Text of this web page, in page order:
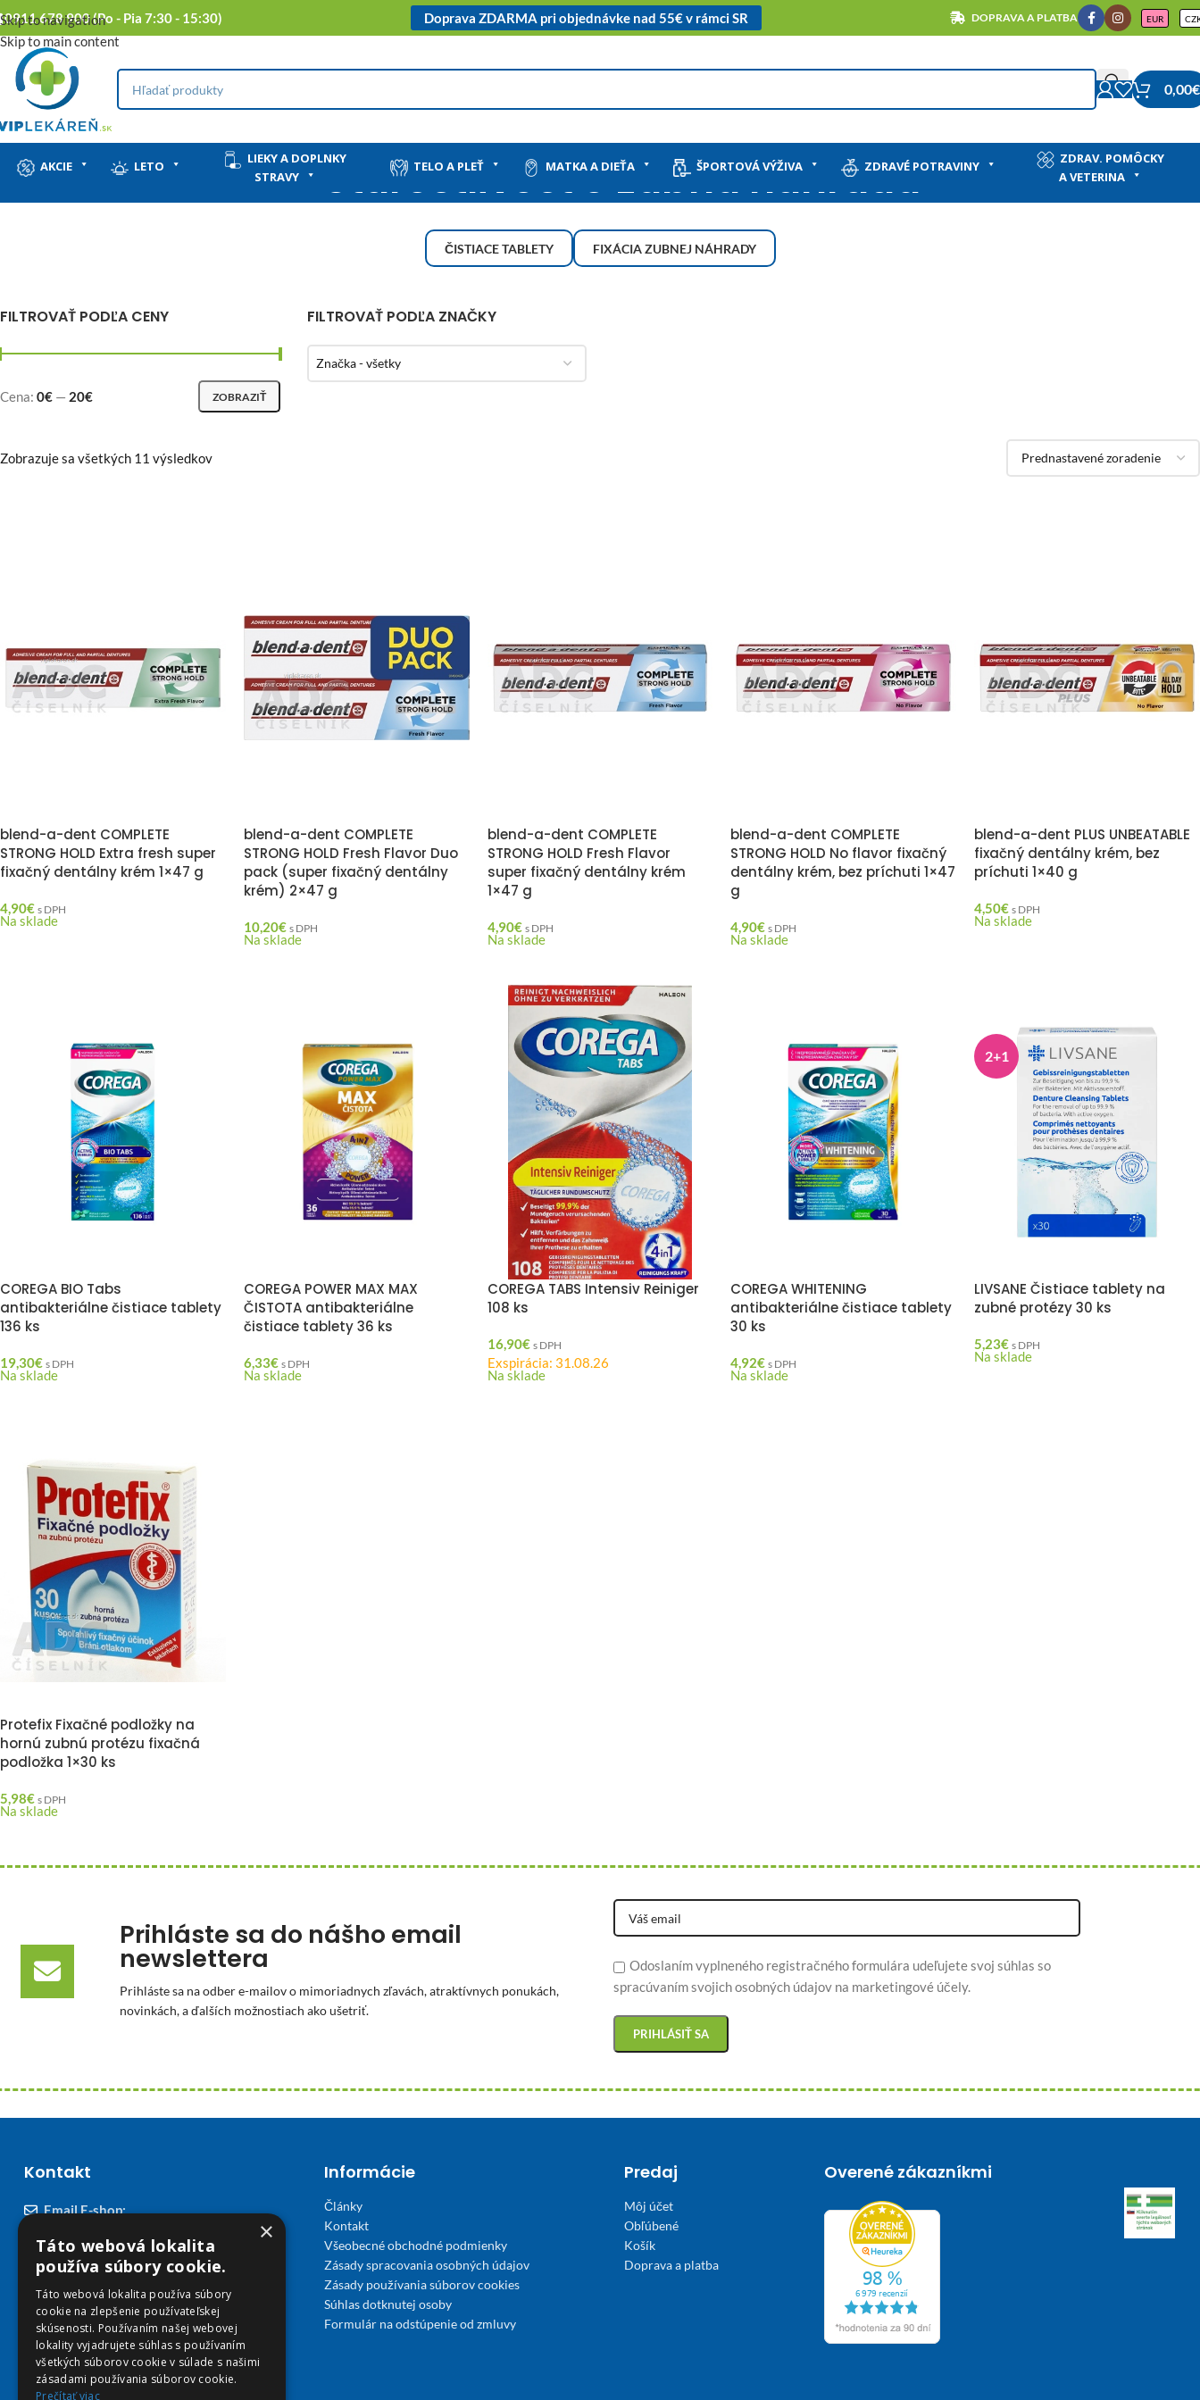
Skip to navigation
Skip to main content
0911 678 900 (Po - Pia 7:30 - 15:30) Doprava ZDARMA pri objednávke nad 55€ v rámci SR DOPRAVA A PLATBA EUR
0,00€
AKCIE LETO
LIEKY A DOPLNKY
STRAVY
TELO A PLEŤ MATKA A DIEŤA ŠPORTOVÁ VÝŽIVA ZDRAVÉ POTRAVINY
ZDRAV. POMÔCKY
A VETERINA
Starostlivosť o zubnú náhradu
ČISTIACE TABLETY FIXÁCIA ZUBNEJ NÁHRADY
FILTROVAŤ PODĽA CENY
ZOBRAZIŤ
Cena: 0€ — 20€
FILTROVAŤ PODĽA ZNAČKY
Značka - všetky
Zobrazuje sa všetkých 11 výsledkov
blend-a-dent COMPLETE
STRONG HOLD Extra fresh super
fixačný dentálny krém 1×47 g
4,90€ s DPH
Na sklade
blend-a-dent COMPLETE
STRONG HOLD Fresh Flavor Duo
pack (super fixačný dentálny
krém) 2×47 g
10,20€ s DPH
Na sklade
blend-a-dent COMPLETE
STRONG HOLD Fresh Flavor
super fixačný dentálny krém
1×47 g
4,90€ s DPH
Na sklade
blend-a-dent COMPLETE
STRONG HOLD No flavor fixačný
dentálny krém, bez príchuti 1×47
g
4,90€ s DPH
Na sklade
blend-a-dent PLUS UNBEATABLE
fixačný dentálny krém, bez
príchuti 1×40 g
4,50€ s DPH
Na sklade
COREGA BIO Tabs
antibakteriálne čistiace tablety
136 ks
19,30€ s DPH
Na sklade
COREGA POWER MAX MAX
ČISTOTA antibakteriálne
čistiace tablety 36 ks
6,33€ s DPH
Na sklade
COREGA TABS Intensiv Reiniger
108 ks
16,90€ s DPH
Exspirácia: 31.08.26
Na sklade
COREGA WHITENING
antibakteriálne čistiace tablety
30 ks
4,92€ s DPH
Na sklade
2+1
LIVSANE Čistiace tablety na
zubné protézy 30 ks
5,23€ s DPH
Na sklade
Protefix Fixačné podložky na
hornú zubnú protézu fixačná
podložka 1×30 ks
5,98€ s DPH
Na sklade
Prihláste sa do nášho email
newslettera
Prihláste sa na odber e-mailov o mimoriadnych zľavách, atraktívnych ponukách,
novinkách, a ďalších možnostiach ako ušetriť.
Odoslaním vyplneného registračného formulára udeľujete svoj súhlas so
spracúvaním svojich osobných údajov na marketingové účely.
Kontakt
Email E-shop:
podpora@viplekaren.sk
Telefón E-shop:
0911 678 900(Po - Pia 7:30 - 15:30)
Telefón kamenná Lekáreň VIP Košice:
055 307 78 30
(Po - Ne 8:00 - 18:00)
Informácie
Články
Kontakt
Všeobecné obchodné podmienky
Zásady spracovania osobných údajov
Zásady používania súborov cookies
Súhlas dotknutej osoby
Formulár na odstúpenie od zmluvy
Predaj
Môj účet
Obľúbené
Košík
Doprava a platba
Overené zákazníkmi
×
Táto webová lokalita
používa súbory cookie.
Táto webová lokalita používa súbory
cookie na zlepšenie používateľskej
skúsenosti. Používaním našej webovej
lokality vyjadrujete súhlas s používaním
všetkých súborov cookie v súlade s našimi
zásadami používania súborov cookie.
Prečítať viac